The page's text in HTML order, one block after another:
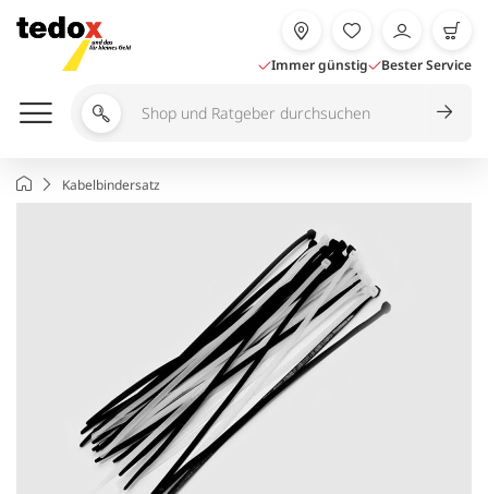
Inhalt
springen
Immer günstig Bester Service
Shop
durchsuchen
StartseiteKabelbindersatz